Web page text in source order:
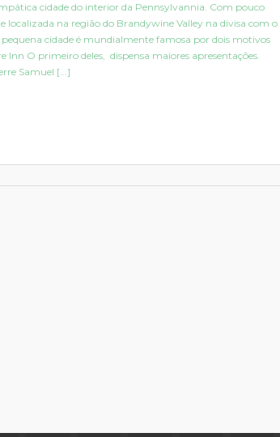
cidade do interior da Pennsylvannia. Com pouco
localizada na região do Brandywine Valley na divisa com o
pequena cidade é mundialmente famosa por dois motivos
Inn O primeiro deles, dispensa maiores apresentações.
Samuel [...]